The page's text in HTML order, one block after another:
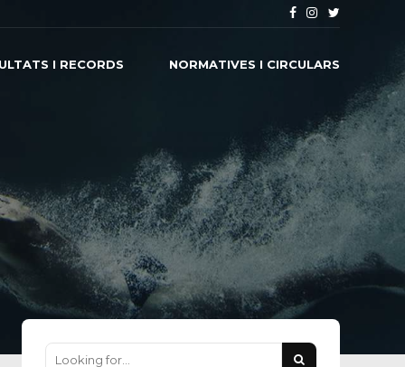
I RECORDS NORMATIVES I CIRCULARS